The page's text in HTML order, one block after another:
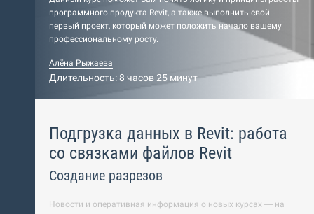
программного продукта Revit, а также выполнить свой
первый проект, который может положить начало вашему
профессиональному росту.
Алёна Рыжаева
Длительность: 8 часов 25 минут
Подгрузка данных в Revit: работа
со связками файлов Revit
Создание разрезов
Новости и оперативная информация о новых курсах — на